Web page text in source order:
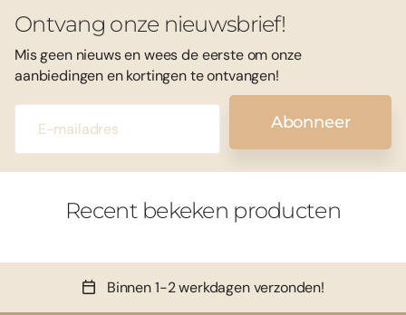
Ontvang onze nieuwsbrief!
Mis geen nieuws en wees de eerste om onze
aanbiedingen en kortingen te ontvangen!
Abonneer
Recent bekeken producten
Binnen 1-2 werkdagen verzonden!